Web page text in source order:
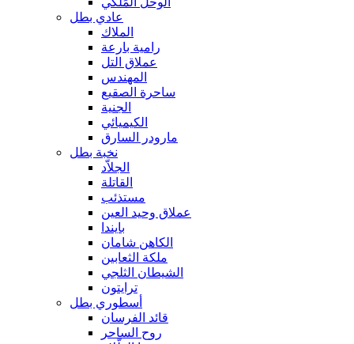
عادي بطل
الملاك
رامية بارعة
عملاق التل
المهندس
ساحرة الصقيع
الجنية
الكيميائي
مارودر السارق
نخبة بطل
الجلاّد
القاتلة
مستذئب
عملاق وحيد العين
بايندا
الكاهن شامان
ملكة الثعابين
الشيطان الثلجي
ترايتون
أسطوري بطل
قائد الفرسان
روح الساحر